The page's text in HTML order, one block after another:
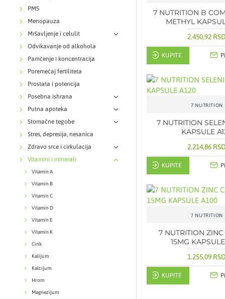
PMS
Menopauza
Mršavljenje i celulit
Odvikavanje od alkohola
Pamćenje i koncentracija
Poremećaj fertiliteta
Prostata i potencija
Posebna ishrana
Putna apoteka
Stomačne tegobe
Stres, depresija, nesanica
Zdravo srce i cirkulacija
Vitamini i minerali
Vitamin A
Vitamin B
Vitamin C
Vitamin D
Vitamin E
Vitamin K
Cink
Kalijum
Kalcijum
Hrom
Magnezijum
7 NUTRITION B
METHYL
2.450,92 RSD
KUPITE
7 NUTRITION
7 NUTRITION
KAPSULE
2.214,86 RSD
KUPITE
7 NUTRITION
7 NUTRITION ZINC
15MG
1.255,09 RSD
KUPITE